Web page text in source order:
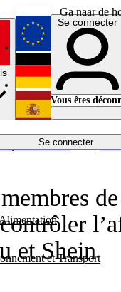
Ga naar de
Se connecter
et Transport
Économie
English
Deutsch
Español
Se connecter
Vous êtes
et Shein